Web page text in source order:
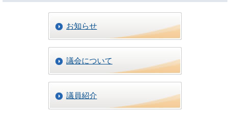
お知らせ
議会について
議員紹介